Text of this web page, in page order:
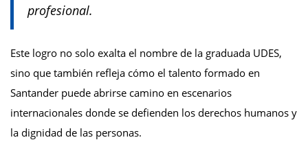
profesional.
Este logro no solo exalta el nombre de la graduada UDES,
sino que también refleja cómo el talento formado en
Santander puede abrirse camino en escenarios
internacionales donde se defienden los derechos humanos y
la dignidad de las personas.